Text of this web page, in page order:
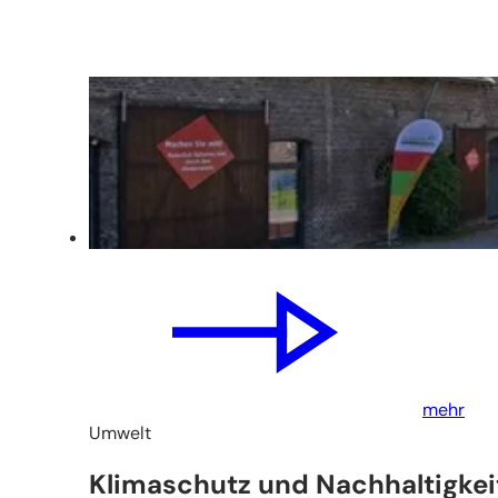
mehr
Umwelt
Klimaschutz und